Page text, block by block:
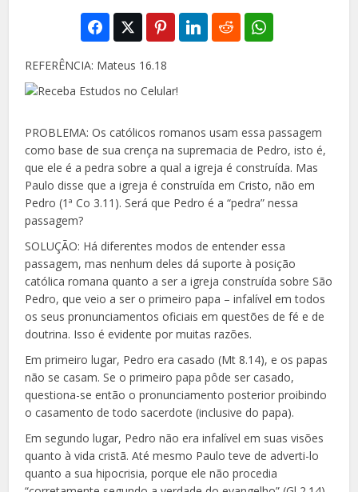
REFERÊNCIA: Mateus 16.18
PROBLEMA: Os católicos romanos usam essa passagem
como base de sua crença na supremacia de Pedro, isto é,
que ele é a pedra sobre a qual a igreja é construída. Mas
Paulo disse que a igreja é construída em Cristo, não em
Pedro (1ª Co 3.11). Será que Pedro é a “pedra” nessa
passagem?
SOLUÇÃO: Há diferentes modos de entender essa
passagem, mas nenhum deles dá suporte à posição
católica romana quanto a ser a igreja construída sobre São
Pedro, que veio a ser o primeiro papa – infalível em todos
os seus pronunciamentos oficiais em questões de fé e de
doutrina. Isso é evidente por muitas razões.
Em primeiro lugar, Pedro era casado (Mt 8.14), e os papas
não se casam. Se o primeiro papa pôde ser casado,
questiona-se então o pronunciamento posterior proibindo
o casamento de todo sacerdote (inclusive do papa).
Em segundo lugar, Pedro não era infalível em suas visões
quanto à vida cristã. Até mesmo Paulo teve de adverti-lo
quanto a sua hipocrisia, porque ele não procedia